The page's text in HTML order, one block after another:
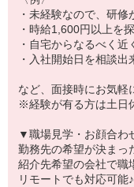
・未経験なので、研
・時給1,600円以上を
・自宅からなるべく近
・入社開始日を相談出
など、面接時にお気軽
※経験が有る方は土日
▼職場見学・お顔合わ
勤務先の希望が決まっ
紹介先希望の会社で職
リモートでも対応可能♪